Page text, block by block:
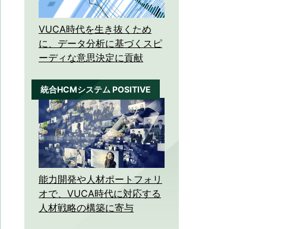
VUCA時代を生き抜くため
に、データ分析に基づくスピ
ーディな意思決定に貢献
統合HCMシステム POSITIVE
能力開発や人材ポートフォリ
オで、VUCA時代に対応する
人材戦略の構築に寄与